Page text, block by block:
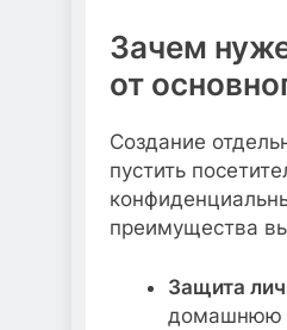
Зачем
от
Создание
пустить
преимущества
Защита
домашнюю